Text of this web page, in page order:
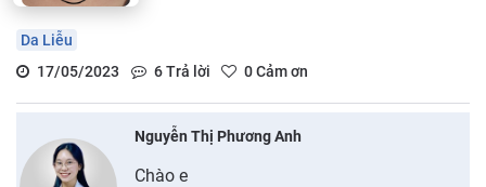
Da Liễu
17/05/2023
6Trả lời 0Cảm ơn
Nguyễn Thị Phương Anh
Chào e